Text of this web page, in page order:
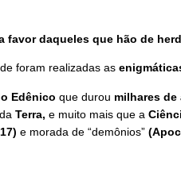
daqueles que hão de
foram realizadas as
Edênico que durou milhares de
da Terra, e muito mais que a
e morada de “demônios”